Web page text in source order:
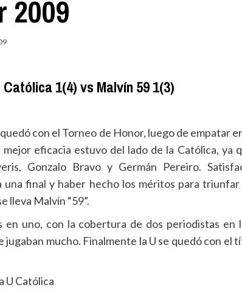
2009
Católica 1(4) vs Malvín 59 1(3)
con el Torneo de Honor, luego de empatar
mejor eficacia estuvo del lado de la Católica, ya
Gonzalo Bravo y Germán Pereiro.
una final y haber hecho los méritos para triunfar
lleva Malvín “59”.
en uno, con la cobertura de dos periodistas
jugaban mucho. Finalmente la U se quedó con el
U Católica